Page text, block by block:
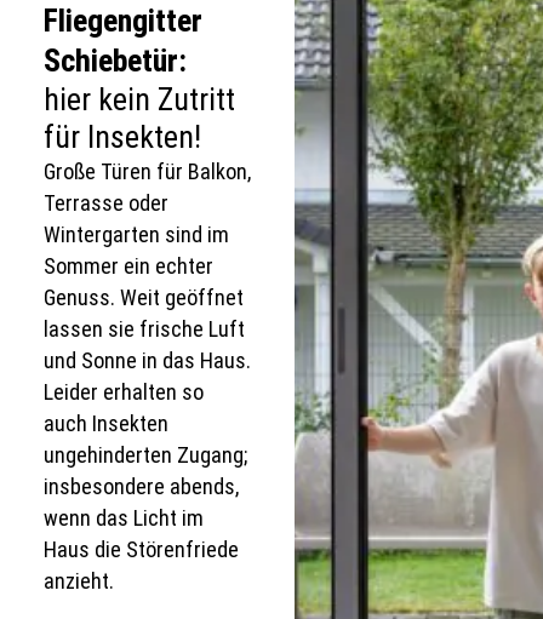
Fliegengitter
Schiebetür:
hier kein Zutritt
für Insekten!
Große Türen für Balkon,
Terrasse oder
Wintergarten sind im
Sommer ein echter
Genuss. Weit geöffnet
lassen sie frische Luft
und Sonne in das Haus.
Leider erhalten so
auch Insekten
ungehinderten Zugang;
insbesondere abends,
wenn das Licht im
Haus die Störenfriede
anzieht.